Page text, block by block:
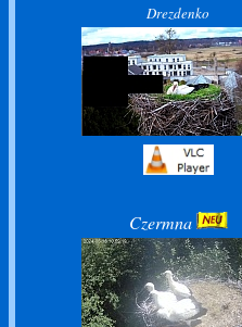
Drezdenko
Czermna